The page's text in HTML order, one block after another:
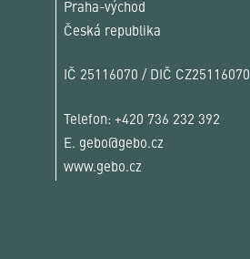
Praha-východ
Česká republika
IČ 25116070 / DIČ CZ25116070
Telefon: +420 736 232 392
E. gebo@gebo.cz
www.gebo.cz